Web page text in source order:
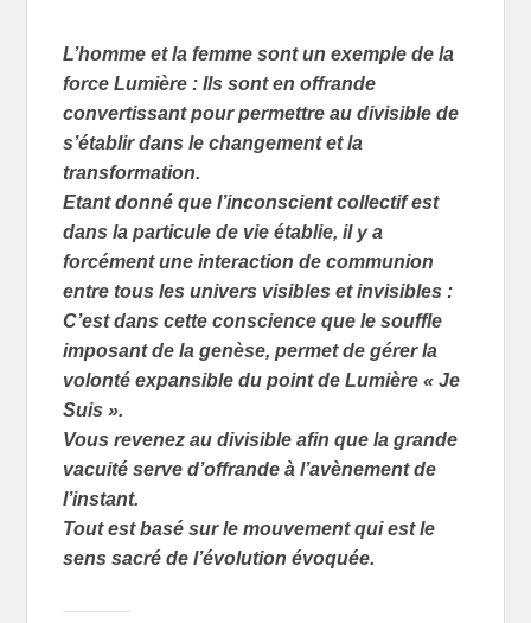
L’homme et la femme sont un exemple de la
force Lumière : Ils sont en offrande
convertissant pour permettre au divisible de
s’établir dans le changement et la
transformation.
Etant donné que l’inconscient collectif est
dans la particule de vie établie, il y a
forcément une interaction de communion
entre tous les univers visibles et invisibles :
C’est dans cette conscience que le souffle
imposant de la genèse, permet de gérer la
volonté expansible du point de Lumière « Je
Suis ».
Vous revenez au divisible afin que la grande
vacuité serve d’offrande à l’avènement de
l’instant.
Tout est basé sur le mouvement qui est le
sens sacré de l’évolution évoquée.